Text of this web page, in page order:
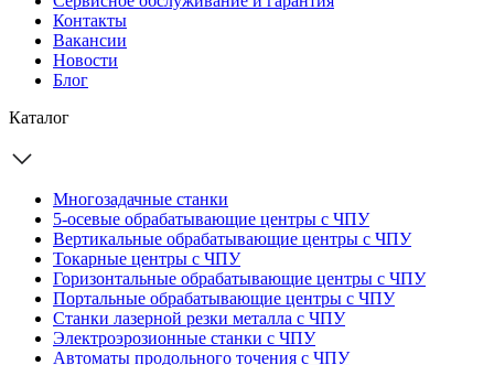
Контакты
Вакансии
Новости
Блог
Каталог
Многозадачные станки
5-осевые обрабатывающие центры с ЧПУ
Вертикальные обрабатывающие центры с ЧПУ
Токарные центры с ЧПУ
Горизонтальные обрабатывающие центры с ЧПУ
Портальные обрабатывающие центры с ЧПУ
Станки лазерной резки металла с ЧПУ
Электроэрозионные станки с ЧПУ
Автоматы продольного точения с ЧПУ